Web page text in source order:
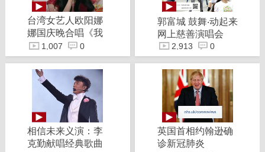
台湾女艺人欧阳娜
娜国庆晚合唱《我
的祖国》
1,007 0
郭富城 鼓舞‧动起来
网上慈善演唱会
2,913 0
相信未来义演：李
克勤献唱经典歌曲
英国首相约翰逊确
诊新冠肺炎